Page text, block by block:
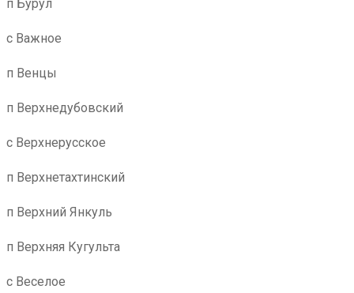
п Бурул
с Важное
п Венцы
п Верхнедубовский
с Верхнерусское
п Верхнетахтинский
п Верхний Янкуль
п Верхняя Кугульта
с Веселое